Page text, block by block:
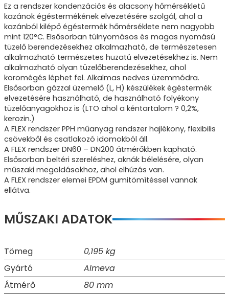
Ez a rendszer kondenzációs és alacsony hőmérsékletű
kazánok égéstermékének elvezetésére szolgál, ahol a
kazánból kilépő égéstermék hőmérséklete nem nagyobb
mint 120°C. Elsősorban túlnyomásos és magas nyomású
tüzelő berendezésekhez alkalmazható, de természetesen
alkalmazható természetes huzatú elvezetésekhez is. Nem
alkalmazható olyan tüzelőberendezésekhez, ahol
koromégés léphet fel. Alkalmas nedves üzemmódra.
Elsősorban gázzal üzemelő (L, H) készülékek égéstermék
elvezetésére használható, de használható folyékony
tüzelőanyagokhoz is (LTO ahol a kéntartalom ? 0,2%,
kerozin.)
A FLEX rendszer PPH műanyag rendszer hajlékony, flexibilis
csövekből és csatlakozó idomokból áll.
A FLEX rendszer DN60 – DN200 átmérőkben kapható.
Elsősorban beltéri szereléshez, aknák bélelésére, olyan
műszaki megoldásokhoz, ahol elhúzás van.
A FLEX rendszer elemei EPDM gumitömítéssel vannak
ellátva.
MŰSZAKI ADATOK
Tömeg
0,195 kg
Gyártó
Almeva
Átmérő
80 mm